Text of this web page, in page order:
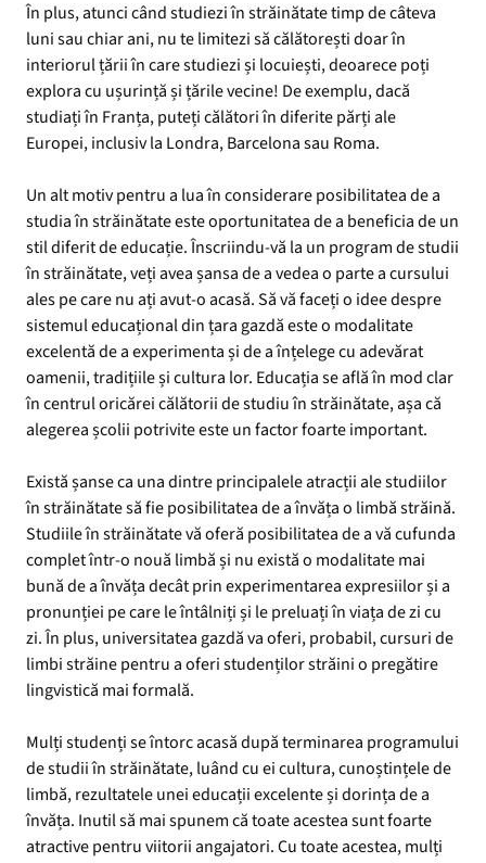
În plus, atunci când studiezi în străinătate timp de câteva
luni sau chiar ani, nu te limitezi să călătorești doar în
interiorul țării în care studiezi și locuiești, deoarece poți
explora cu ușurință și țările vecine! De exemplu, dacă
studiați în Franța, puteți călători în diferite părți ale
Europei, inclusiv la Londra, Barcelona sau Roma.
Un alt motiv pentru a lua în considerare posibilitatea de a
studia în străinătate este oportunitatea de a beneficia de un
stil diferit de educație. Înscriindu-vă la un program de studii
în străinătate, veți avea șansa de a vedea o parte a cursului
ales pe care nu ați avut-o acasă. Să vă faceți o idee despre
sistemul educațional din țara gazdă este o modalitate
excelentă de a experimenta și de a înțelege cu adevărat
oamenii, tradițiile și cultura lor. Educația se află în mod clar
în centrul oricărei călătorii de studiu în străinătate, așa că
alegerea școlii potrivite este un factor foarte important.
Există șanse ca una dintre principalele atracții ale studiilor
în străinătate să fie posibilitatea de a învăța o limbă străină.
Studiile în străinătate vă oferă posibilitatea de a vă cufunda
complet într-o nouă limbă și nu există o modalitate mai
bună de a învăța decât prin experimentarea expresiilor și a
pronunției pe care le întâlniți și le preluați în viața de zi cu
zi. În plus, universitatea gazdă va oferi, probabil, cursuri de
limbi străine pentru a oferi studenților străini o pregătire
lingvistică mai formală.
Mulți studenți se întorc acasă după terminarea programului
de studii în străinătate, luând cu ei cultura, cunoștințele de
limbă, rezultatele unei educații excelente și dorința de a
învăța. Inutil să mai spunem că toate acestea sunt foarte
atractive pentru viitorii angajatori. Cu toate acestea, mulți